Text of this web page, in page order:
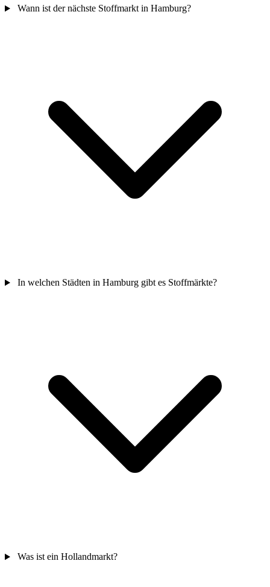
Wann ist der nächste Stoffmarkt in Hamburg?
In welchen Städten in Hamburg gibt es Stoffmärkte?
Was ist ein Hollandmarkt?